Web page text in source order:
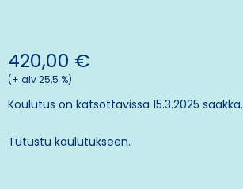
420,00 €
(+ alv 25,5 %)
Koulutus on katsottavissa 15.3.2025 saakka.
Tutustu koulutukseen.